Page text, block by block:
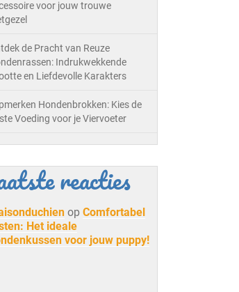
voor jouw trouwe
de Pracht van Reuze
Indrukwekkende
en Liefdevolle Karakters
Hondenbrokken: Kies de
Voeding voor je Viervoeter
reacties
op Comfortabel
Het ideale
voor jouw puppy!